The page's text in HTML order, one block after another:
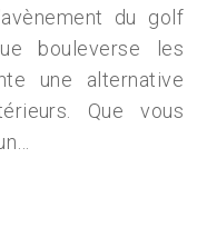
du golf
bouleverse les
une alternative
Que vous